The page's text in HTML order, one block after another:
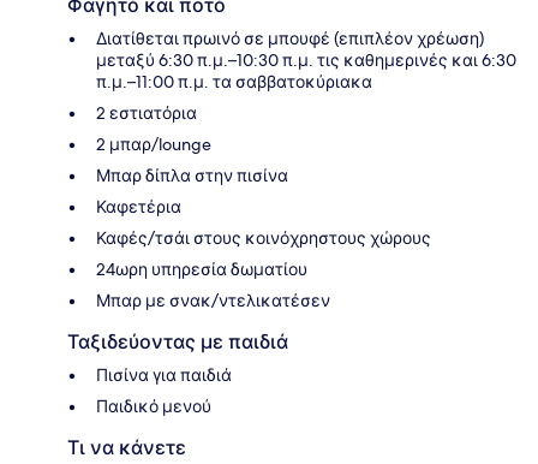
Φαγητό και ποτό
Διατίθεται πρωινό σε μπουφέ (επιπλέον χρέωση)
μεταξύ 6:30 π.μ.–10:30 π.μ. τις καθημερινές και 6:30
π.μ.–11:00 π.μ. τα σαββατοκύριακα
2 εστιατόρια
2 μπαρ/lounge
Μπαρ δίπλα στην πισίνα
Καφετέρια
Καφές/τσάι στους κοινόχρηστους χώρους
24ωρη υπηρεσία δωματίου
Μπαρ με σνακ/ντελικατέσεν
Ταξιδεύοντας με παιδιά
Πισίνα για παιδιά
Παιδικό μενού
Τι να κάνετε